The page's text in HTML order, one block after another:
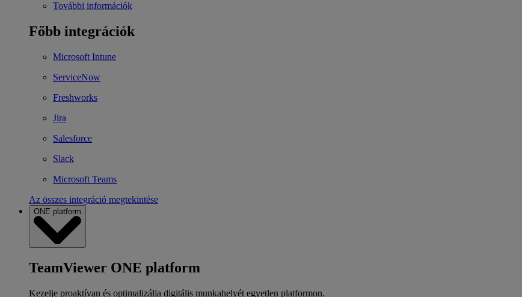
További információk
Főbb integrációk
Microsoft Intune
ServiceNow
Freshworks
Jira
Salesforce
Slack
Microsoft Teams
Az összes integráció megtekintése
ONE platform
TeamViewer ONE platform
Kezelje proaktívan és optimalizálja digitális munkahelyét egyetlen platformon.